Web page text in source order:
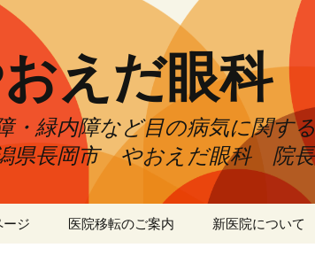
えだ眼科
・緑内障など目の病気に関す
潟県長岡市 やおえだ眼科 院長
ージ 医院移転のご案内 新医院について